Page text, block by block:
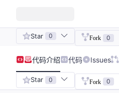
Star 0 Fork 0
代码介绍 代码 Issues
Star 0 Fork 0